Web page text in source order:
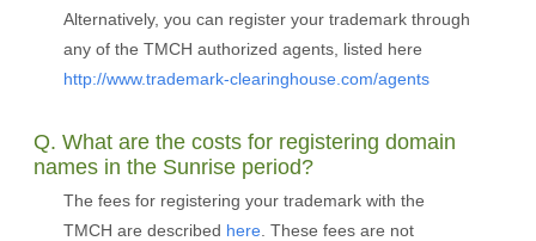
Alternatively, you can register your trademark through
any of the TMCH authorized agents, listed here
http://www.trademark-clearinghouse.com/agents
Q. What are the costs for registering domain
names in the Sunrise period?
The fees for registering your trademark with the
TMCH are described here . These fees are not